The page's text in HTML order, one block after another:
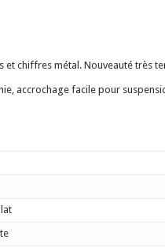
chiffres métal. Nouveauté très
accrochage facile pour